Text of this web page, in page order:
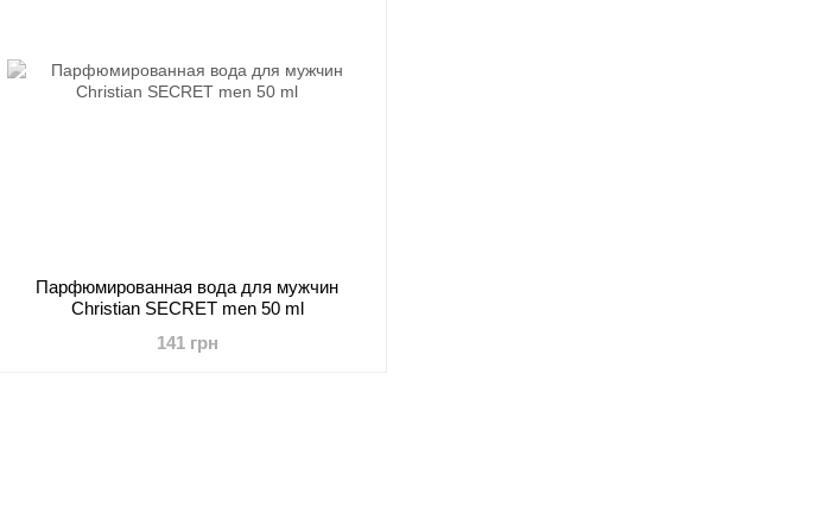
Парфюмированная вода для мужчин
Christian SECRET men 50 ml
141 грн